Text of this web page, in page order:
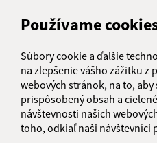
Používame
Súbory cookie a ďalšie
na zlepšenie vášho zážitku z
webových stránok, na to, aby
prispôsobený obsah a
návštevnosti našich
toho, odkiaľ naši návštevníci
Obecný
Víťaz
082